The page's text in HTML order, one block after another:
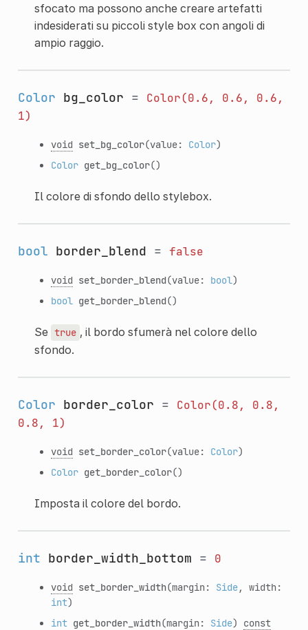
sfocato ma possono anche creare artefatti
indesiderati su piccoli style box con angoli di
ampio raggio.
Color bg_color = Color(0.6, 0.6,
0.6,
1)
void set_bg_color(value: Color)
Color get_bg_color()
Il colore di sfondo dello stylebox.
bool border_blend = false
void set_border_blend(value: bool)
bool get_border_blend()
Se true , il bordo sfumerà nel colore dello
sfondo.
Color border_color = Color(0.8,
0.8,
0.8,
1)
void set_border_color(value: Color)
Color get_border_color()
Imposta il colore del bordo.
int border_width_bottom = 0
void set_border_width(margin: Side, width:
int)
int get_border_width(margin: Side) const